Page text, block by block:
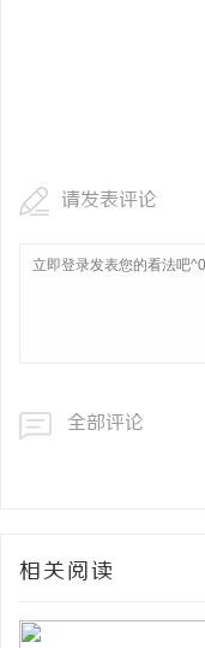
请发表评论
全部评论
相关阅读